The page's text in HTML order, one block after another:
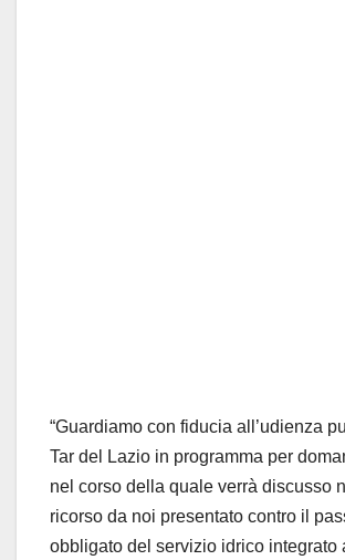
“Guardiamo con fiducia all’udienza
Tar del Lazio in programma per
nel corso della quale verrà discusso
ricorso da noi presentato contro il
obbligato del servizio idrico integrato